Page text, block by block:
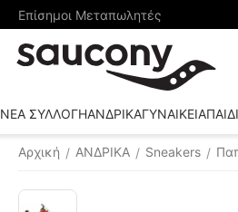
Επίσημοι Μεταπωλητές
ΝΕΑ ΣΥΛΛΟΓΗΑΝΔΡΙΚΑΓΥΝΑΙΚΕΙΑ
Αρχική / ΑΝΔΡΙΚΑ / Sneakers /